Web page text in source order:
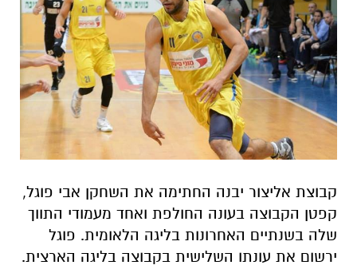
קבוצת אליצור יבנה החתימה את השחקן אבי פוגל,
קפטן הקבוצה בעונה החולפת ואחד מעמודי התווך
שלה בשנתיים האחרונות בליגה הלאומית. פוגל
ירשום את עונתו השלישית בקבוצה בליגה הארצית.